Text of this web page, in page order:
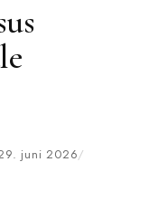
juni 2026/